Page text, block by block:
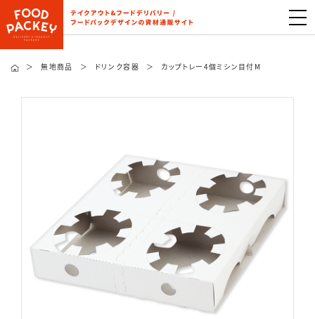
＞ 無地商品 ＞ ドリンク容器 ＞ カップトレー4個ミシン目付M